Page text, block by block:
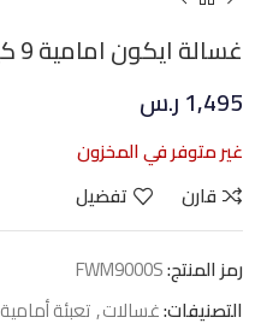
غسالة ايكون امامية 9 كيلو – تنشيف 75% – سلفر
1,495ر.س
غير متوفر في المخزون
قارن
تفضيل
رمز المنتج:FWM9000S
التصنيفات:غسالات,تعبئة أمامية